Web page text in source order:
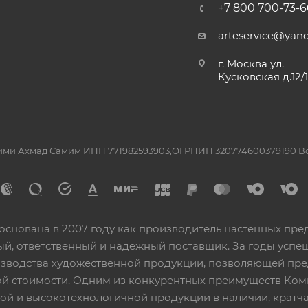
+7 800 700-73-
г. Москва ул.
Кусковская д.12/1
Ахмад Самим ИНН 771982593903,ОГРНИП 320774600379190
в 2007 году как производитель настенных
ответственный и надежный поставщик. За годы
художественной продукции, позволяющей
стоимости. Одним из конкурентных преимуществ
и высокотехнологичной продукции в наличии,